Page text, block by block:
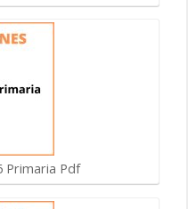
Primaria Pdf